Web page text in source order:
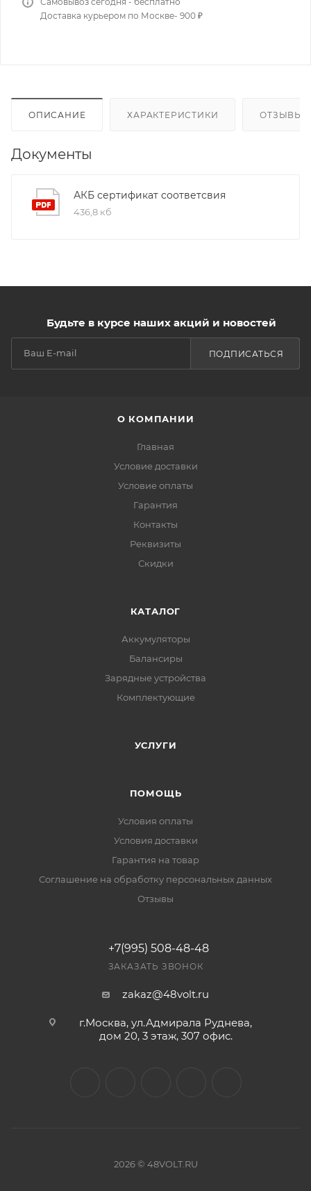
Доставка курьером по Москве- 900 ₽
ОПИСАНИЕ ХАРАКТЕРИСТИКИ ОТЗЫВЫ
Документы
АКБ сертификат соответсвия
436,8 кб
Будьте в курсе наших акций и новостей
ПОДПИСАТЬСЯ
О КОМПАНИИ
Главная
Условие доставки
Условие оплаты
Гарантия
Контакты
Реквизиты
Скидки
КАТАЛОГ
Аккумуляторы
Балансиры
Зарядные устройства
Комплектующие
УСЛУГИ
ПОМОЩЬ
Условия оплаты
Условия доставки
Гарантия на товар
Соглашение на обработку персональных данных
Отзывы
+7(995) 508-48-48
ЗАКАЗАТЬ ЗВОНОК
zakaz@48volt.ru
г.Москва, ул.Адмирала Руднева,
дом 20, 3 этаж, 307 офис.
2026 © 48VOLT.RU